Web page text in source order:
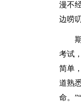
漫不
边唠
期中
考试
简单
道熟
命。